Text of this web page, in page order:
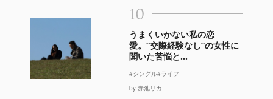
10
うまくいかない私の恋
愛。“交際経験なし”の女性に
聞いた苦悩と...
#シングル#ライフ
by 赤池リカ